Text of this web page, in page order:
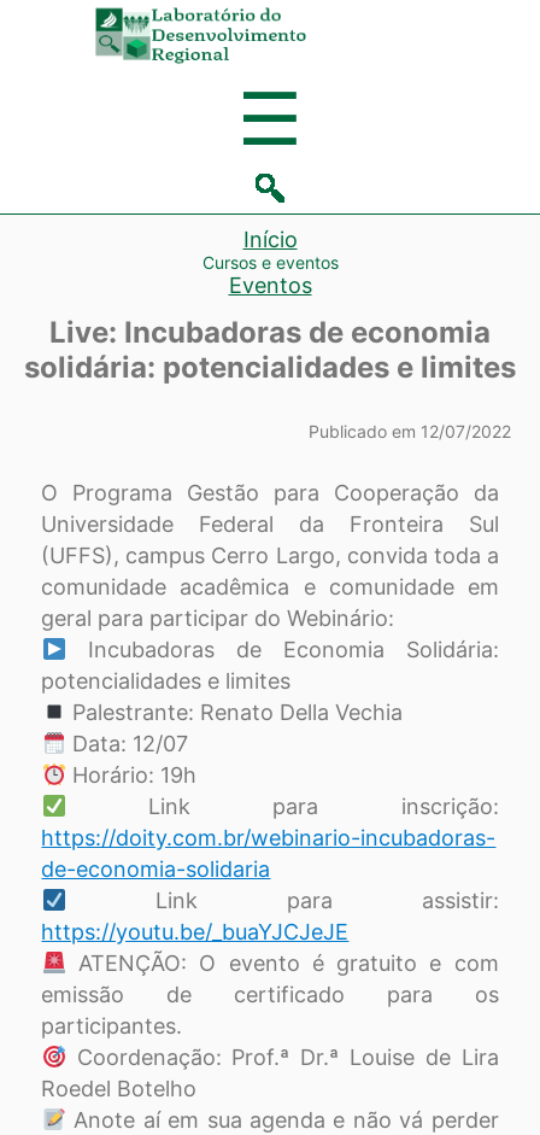
Laboratório
de
Regional
☰
Início
Cursos e eventos
Eventos
Live: Incubadoras de economia
solidária: potencialidades e limites
Publicado em 12/07/2022
O Programa Gestão para Cooperação da
Universidade Federal da Fronteira Sul
(UFFS), campus Cerro Largo, convida toda a
comunidade acadêmica e comunidade em
geral para participar do Webinário:
Incubadoras de Economia Solidária:
potencialidades e limites
Palestrante: Renato Della Vechia
Data: 12/07
Horário: 19h
Link para inscrição:
https://doity.com.br/webinario-incubadoras-
de-economia-solidaria
Link para assistir:
https://youtu.be/_buaYJCJeJE
ATENÇÃO: O evento é gratuito e com
emissão de certificado para os
participantes.
Coordenação: Prof.ª Dr.ª Louise de Lira
Roedel Botelho
Anote aí em sua agenda e não vá perder